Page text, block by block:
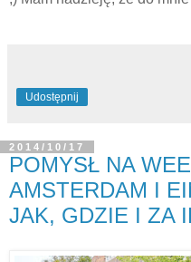
Udostępnij
2014/10/17
POMYSŁ NA
AMSTERDAM I
JAK, GDZIE I ZA